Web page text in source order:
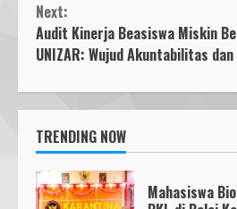
Next:
Audit Kinerja Beasiswa Miskin
UNIZAR: Wujud Akuntabilitas
TRENDING NOW
Mahasiswa